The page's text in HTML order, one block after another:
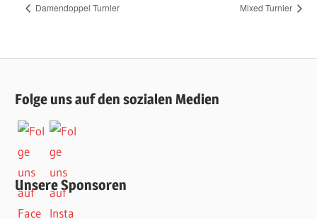
Damendoppel Turnier Mixed Turnier
Folge uns auf den sozialen Medien
Unsere Sponsoren